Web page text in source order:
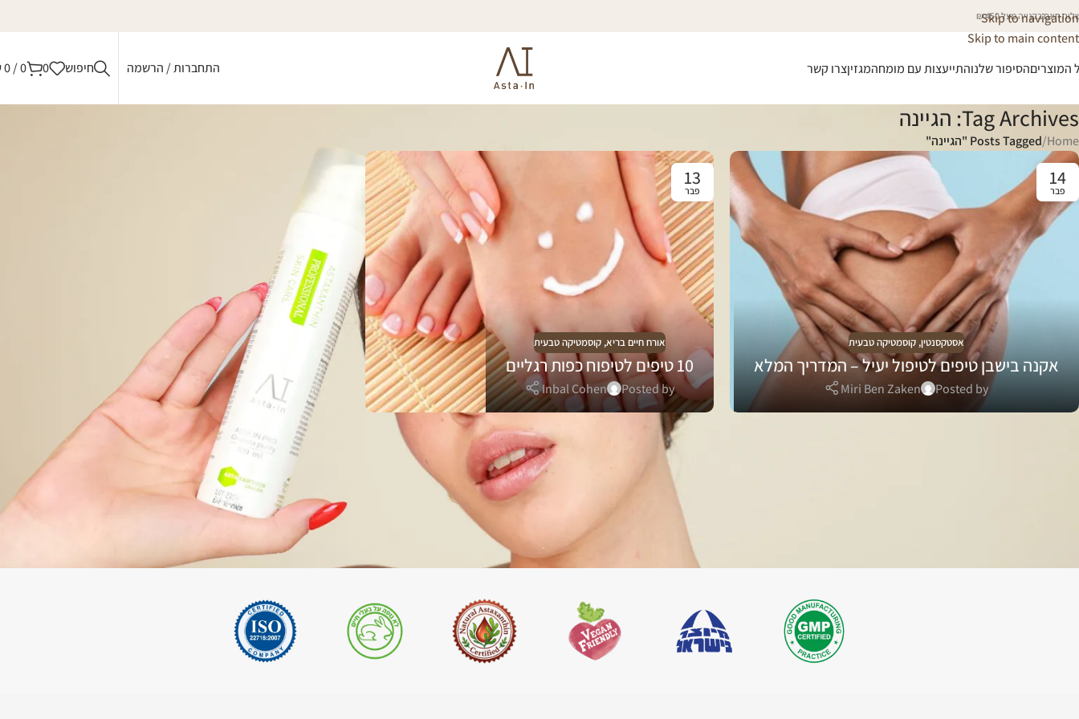
Skip to navigation
Skip to main content
חינם בקנייה מעל 450 ₪
המוצריםהסיפור שלנוהתייעצות עם מומחהמגזיןצרו קשר התחברות / הרשמה חיפוש 0
0
/
0
Tag Archives: הגיינה
Home
/Posts Tagged "הגיינה"
14
פבר
אסטקסנטין, קוסמטיקה טבעית
אקנה בישבן טיפים לטיפול יעיל – המדריך המלא
Posted by
Miri Ben Zaken
13
פבר
אורח חיים בריא, קוסמטיקה טבעית
10 טיפים לטיפוח כפות רגליים
Posted by
Inbal Cohen